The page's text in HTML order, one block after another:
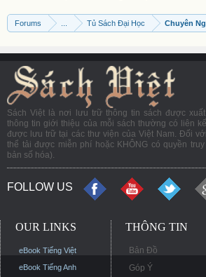
Forums Tủ Sách Đại Học Chuyên
Sách Việt là nơi lưu trữ thông tin sách được
thông tin giới thiệu của mỗi sách thường có liên
được lưu trữ tại các thư viện của Việt Nam. Đối
thể tải được miễn phí hoặc KHÔNG có quyền
bản số hóa).
FOLLOW US
OUR LINKS
eBook Tiếng Việt
eBook Tiếng Anh
THÔNG TIN
Bản Đồ
Góp Ý